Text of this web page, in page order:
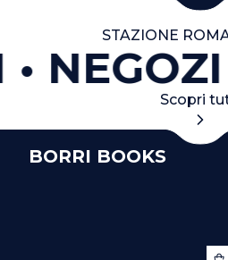
STAZIONE
NEGOZI
Scopri
BORRI BOOKS